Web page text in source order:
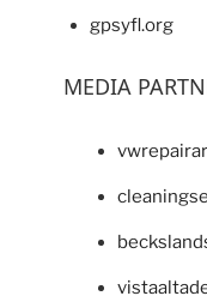
gpsyfl.org
MEDIA